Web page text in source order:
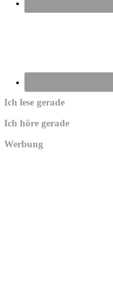
Ich lese gerade
Ich höre gerade
Werbung